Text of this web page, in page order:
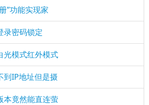
”功能实现家
录密码锁定
光模式红外模式
到IP地址但是摄
本竟然能直连萤